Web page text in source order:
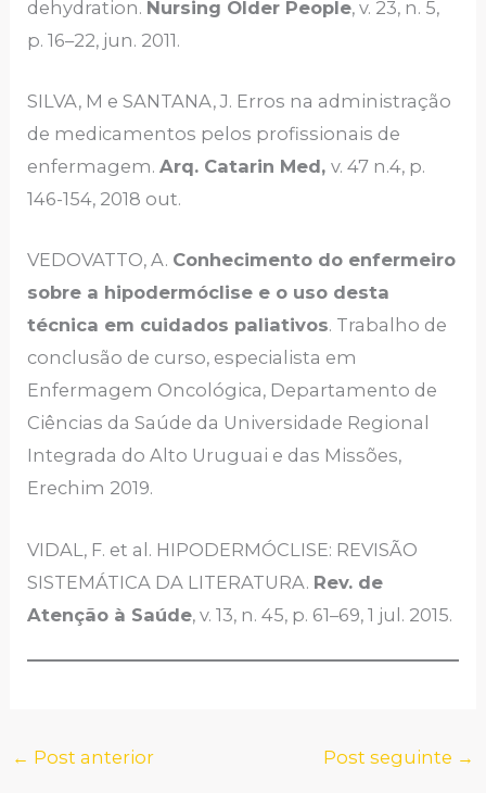
dehydration. Nursing Older People, v. 23, n. 5,
p. 16–22, jun. 2011.
SILVA, M e SANTANA, J. Erros na administração
de medicamentos pelos profissionais de
enfermagem.Arq. Catarin Med,v. 47 n.4, p.
146-154, 2018 out.
VEDOVATTO, A. Conhecimento do enfermeiro
sobre a hipodermóclise e o uso desta
técnica em cuidados paliativos. Trabalho de
conclusão de curso, especialista em
Enfermagem Oncológica, Departamento de
Ciências da Saúde da Universidade Regional
Integrada do Alto Uruguai e das Missões,
Erechim 2019.
VIDAL, F. et al. HIPODERMÓCLISE: REVISÃO
SISTEMÁTICA DA LITERATURA. Rev. de
Atenção à Saúde, v. 13, n. 45, p. 61–69, 1 jul. 2015.
← Post anterior Post seguinte →